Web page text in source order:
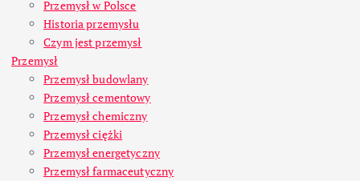
Przemysł w Polsce
Historia przemysłu
Czym jest przemysł
Przemysł
Przemysł budowlany
Przemysł cementowy
Przemysł chemiczny
Przemysł ciężki
Przemysł energetyczny
Przemysł farmaceutyczny